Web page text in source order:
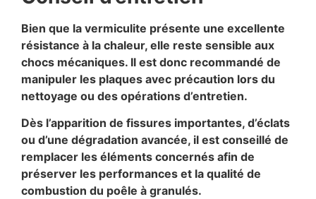
Bien que la vermiculite présente une excellente
résistance à la chaleur, elle reste sensible aux
chocs mécaniques. Il est donc recommandé de
manipuler les plaques avec précaution lors du
nettoyage ou des opérations d’entretien.
Dès l’apparition de fissures importantes, d’éclats
ou d’une dégradation avancée, il est conseillé de
remplacer les éléments concernés afin de
préserver les performances et la qualité de
combustion du poêle à granulés.